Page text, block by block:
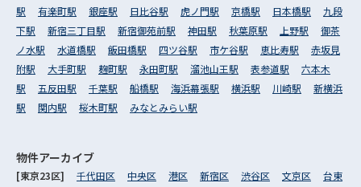
駅
有楽町駅 銀座駅 日比谷駅 虎ノ門駅 京橋駅 日本橋駅
九段
下駅
新宿三丁目駅 新宿御苑前駅 神田駅 秋葉原駅 上野駅
御茶
ノ水駅
水道橋駅 飯田橋駅 四ツ谷駅 市ケ谷駅 恵比寿駅
赤坂見
附駅
大手町駅 麹町駅 永田町駅 溜池山王駅 表参道駅
六本木
駅
五反田駅 千葉駅 船橋駅 海浜幕張駅 横浜駅 川崎駅
新横浜
駅
関内駅 桜木町駅 みなとみらい駅
物件アーカイブ
[東京23区] 千代田区 中央区 港区 新宿区 渋谷区 文京区 台東